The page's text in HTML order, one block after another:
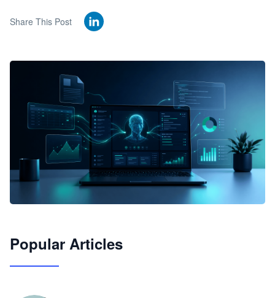
Share This Post
JimoClaw 桌面 AI Agent 工作台
Popular Articles